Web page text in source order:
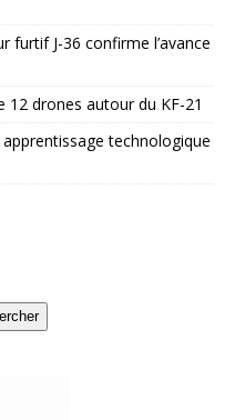
furtif J-36 confirme l’avance
12 drones autour du KF-21
technologique